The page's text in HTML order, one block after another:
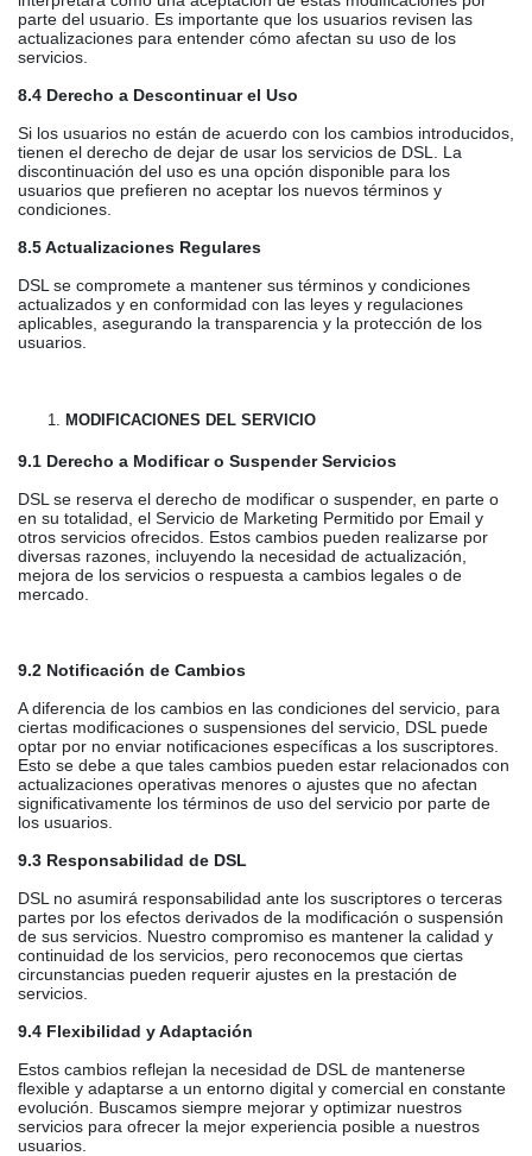
parte del usuario. Es importante que los usuarios revisen las
actualizaciones para entender cómo afectan su uso de los
servicios.
8.4 Derecho a Descontinuar el Uso
Si los usuarios no están de acuerdo con los cambios introducidos,
tienen el derecho de dejar de usar los servicios de DSL. La
discontinuación del uso es una opción disponible para los
usuarios que prefieren no aceptar los nuevos términos y
condiciones.
8.5 Actualizaciones Regulares
DSL se compromete a mantener sus términos y condiciones
actualizados y en conformidad con las leyes y regulaciones
aplicables, asegurando la transparencia y la protección de los
usuarios.
MODIFICACIONES DEL SERVICIO
9.1 Derecho a Modificar o Suspender Servicios
DSL se reserva el derecho de modificar o suspender, en parte o
en su totalidad, el Servicio de Marketing Permitido por Email y
otros servicios ofrecidos. Estos cambios pueden realizarse por
diversas razones, incluyendo la necesidad de actualización,
mejora de los servicios o respuesta a cambios legales o de
mercado.
9.2 Notificación de Cambios
A diferencia de los cambios en las condiciones del servicio, para
ciertas modificaciones o suspensiones del servicio, DSL puede
optar por no enviar notificaciones específicas a los suscriptores.
Esto se debe a que tales cambios pueden estar relacionados con
actualizaciones operativas menores o ajustes que no afectan
significativamente los términos de uso del servicio por parte de
los usuarios.
9.3 Responsabilidad de DSL
DSL no asumirá responsabilidad ante los suscriptores o terceras
partes por los efectos derivados de la modificación o suspensión
de sus servicios. Nuestro compromiso es mantener la calidad y
continuidad de los servicios, pero reconocemos que ciertas
circunstancias pueden requerir ajustes en la prestación de
servicios.
9.4 Flexibilidad y Adaptación
Estos cambios reflejan la necesidad de DSL de mantenerse
flexible y adaptarse a un entorno digital y comercial en constante
evolución. Buscamos siempre mejorar y optimizar nuestros
servicios para ofrecer la mejor experiencia posible a nuestros
usuarios.